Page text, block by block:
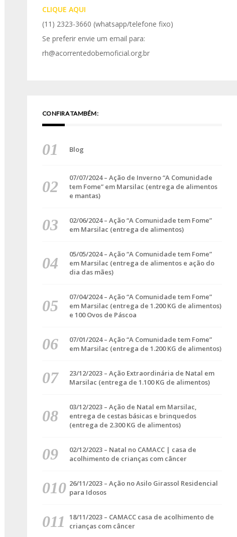
CLIQUE AQUI
(11) 2323-3660 (whatsapp/telefone fixo)
Se preferir envie um email para:
rh@acorrentedobemoficial.org.br
CONFIRA TAMBÉM:
Blog
07/07/2024 – Ação de Inverno “A Comunidade
tem Fome” em Marsilac (entrega de alimentos
e mantas)
02/06/2024 – Ação “A Comunidade tem Fome”
em Marsilac (entrega de alimentos)
05/05/2024 – Ação “A Comunidade tem Fome”
em Marsilac (entrega de alimentos e ação do
dia das mães)
07/04/2024 – Ação “A Comunidade tem Fome”
em Marsilac (entrega de 1.200 KG de alimentos)
e 100 Ovos de Páscoa
07/01/2024 – Ação “A Comunidade tem Fome”
em Marsilac (entrega de 1.200 KG de alimentos)
23/12/2023 – Ação Extraordinária de Natal em
Marsilac (entrega de 1.100 KG de alimentos)
03/12/2023 – Ação de Natal em Marsilac,
entrega de cestas básicas e brinquedos
(entrega de 2.300 KG de alimentos)
02/12/2023 – Natal no CAMACC | casa de
acolhimento de crianças com câncer
26/11/2023 – Ação no Asilo Girassol Residencial
para Idosos
18/11/2023 – CAMACC casa de acolhimento de
crianças com câncer